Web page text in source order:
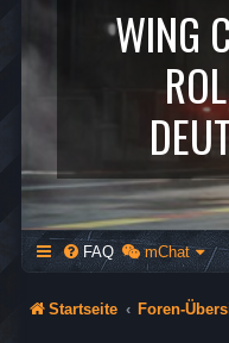
WING
FAQ mChat
Startseite Foren-